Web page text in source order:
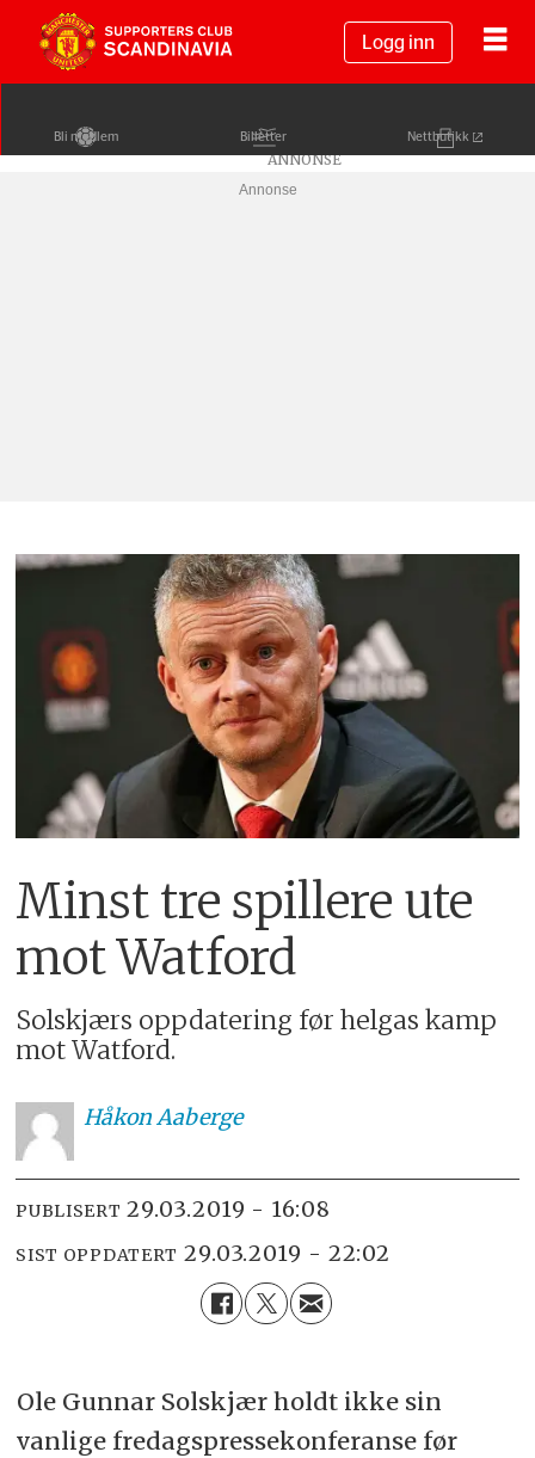
Logg inn
Bli medlem Billetter Nettbutikk
Annonse
Minst tre spillere ute
mot Watford
Solskjærs oppdatering før helgas kamp
mot Watford.
HåkonAaberge
PUBLISERT 29.03.2019 - 16:08
SIST OPPDATERT 29.03.2019 - 22:02
Ole Gunnar Solskjær holdt ikke sin
vanlige fredagspressekonferanse før